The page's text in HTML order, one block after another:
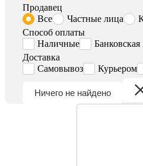
Продавец
Все
Частные лица
Способ оплаты
Наличные
Банковская
Доставка
Самовывоз
Курьером
Ничего не найдено